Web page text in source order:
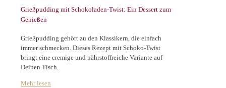
Grießpudding mit Schokoladen-Twist: Ein Dessert zum
Genießen
Grießpudding gehört zu den Klassikern, die einfach
immer schmecken. Dieses Rezept mit Schoko-Twist
bringt eine cremige und nährstoffreiche Variante auf
Deinen Tisch.
Mehr lesen